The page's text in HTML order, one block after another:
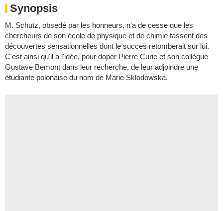
Synopsis
M. Schutz, obsedé par les honneurs, n'a de cesse que les
chercheurs de son école de physique et de chimie fassent des
découvertes sensationnelles dont le succes retomberait sur lui.
C'est ainsi qu'il a l'idée, pour doper Pierre Curie et son collègue
Gustave Bemont dans leur recherche, de leur adjoindre une
étudiante polonaise du nom de Marie Sklodowska.